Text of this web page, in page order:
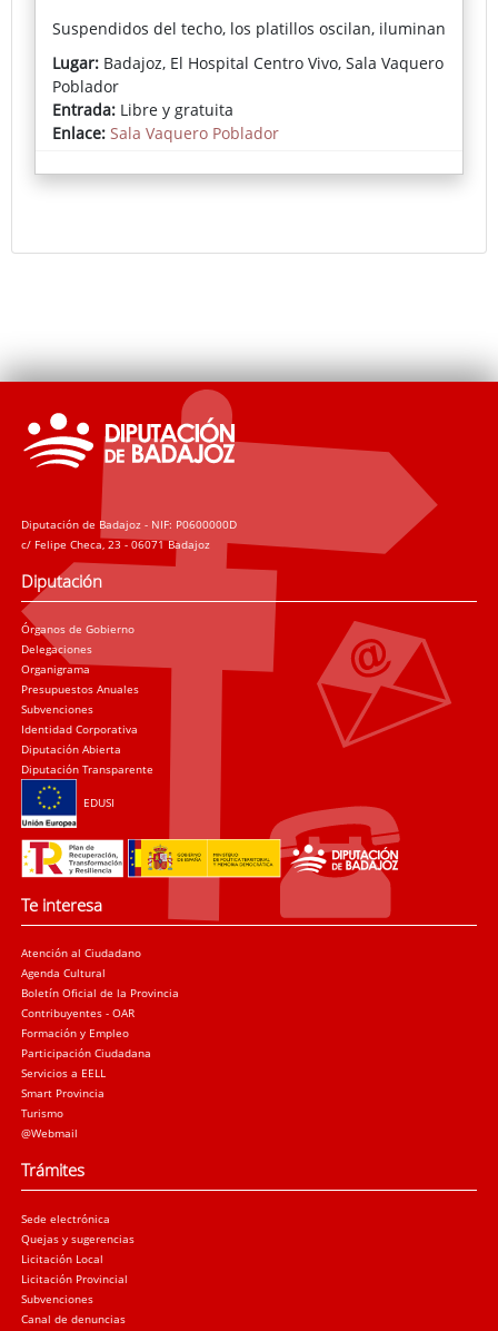
Suspendidos del techo, los platillos oscilan, iluminan
y resuenan, moldeando un paisaje sonoro en
constante evolución que evoca la atmósfera del cielo
—su brillo, profundidad y transitoriedad. SKY invita
al público a experimentar el sonido como un
fenómeno físico y espacial—un intento poético de
escuchar el cielo mismo.
Lugar: Badajoz, El Hospital Centro Vivo, Sala Vaquero
Poblador
Entrada: Libre y gratuita
Enlace: Sala Vaquero Poblador
Diputación de Badajoz - NIF: P0600000D
c/ Felipe Checa, 23 - 06071 Badajoz
Diputación
Órganos de Gobierno
Delegaciones
Organigrama
Presupuestos Anuales
Subvenciones
Identidad Corporativa
Diputación Abierta
Diputación Transparente
EDUSI
Te interesa
Atención al Ciudadano
Agenda Cultural
Boletín Oficial de la Provincia
Contribuyentes - OAR
Formación y Empleo
Participación Ciudadana
Servicios a EELL
Smart Provincia
Turismo
@Webmail
Trámites
Sede electrónica
Quejas y sugerencias
Licitación Local
Licitación Provincial
Subvenciones
Canal de denuncias